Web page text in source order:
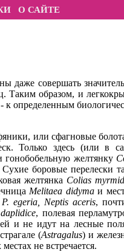
О САЙТЕ
даже совершать
Таким образом, и
к определенным
или сфагновые
Только здесь (или в
гонобобельную желтянку
Сухие боровые перелески
желтянка Colias
Melitaea didymaи
egeria, Neptis aceris,
, полевая
и не идут на лесные
(Astragalus) и
не встречается.